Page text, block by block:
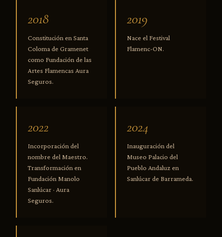
2018
Constitución en Santa
Coloma de Gramenet
como Fundación de las
Artes Flamencas Aura
Seguros.
2019
Nace el Festival
Flamenc-ON.
2022
Incorporación del
nombre del Maestro.
Transformación en
Fundación Manolo
Sanlúcar · Aura
Seguros.
2024
Inauguración del
Museo Palacio del
Pueblo Andaluz en
Sanlúcar de Barrameda.